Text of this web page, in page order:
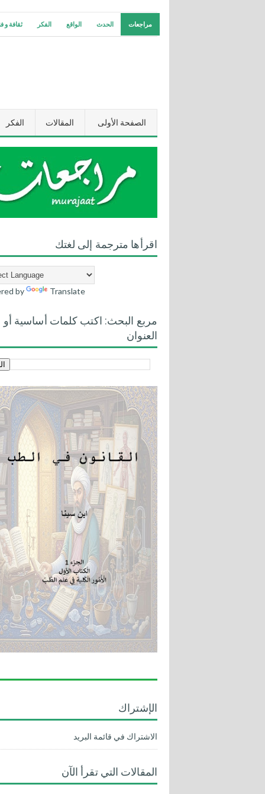
مراجعات الحدث الواقع الفكر ثقافة و
الصفحة الأولى المقالات الفكر
اقرأها مترجمة إلى لغتك
by Translate
مربع البحث: اكتب كلمات أساسية أو
العنوان
الإشتراك
الاشتراك في قائمة البريد
المقالات التي تقرأ الآن